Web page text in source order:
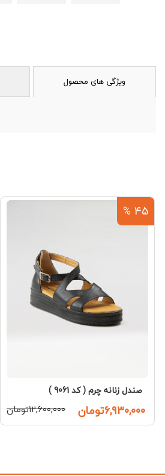
ویژگی های محصول
45 %
صندل زنانه چرم ( کد 9061 )
۶,۹۳۰,۰۰۰تومان ۱۲,۶۰۰,۰۰۰تومان